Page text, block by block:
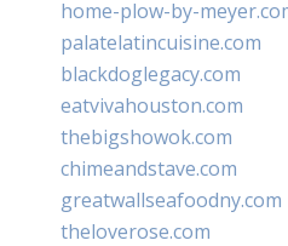
home-plow-by-
palatelatincuisine.com
blackdoglegacy.com
eatvivahouston.com
thebigshowok.com
chimeandstave.com
greatwallseafoodny.com
theloverose.com